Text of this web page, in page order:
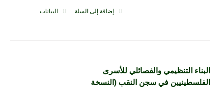
إضافة إلى السلة البيانات
البناء التنظيمي والفصائلي للأسرى
الفلسطينيين في سجن النقب (النسخة